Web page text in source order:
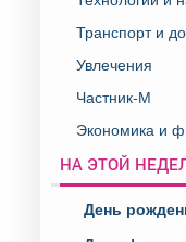
Транспорт и
Увлечения
Частник-М
Экономика и
НА ЭТОЙ
День